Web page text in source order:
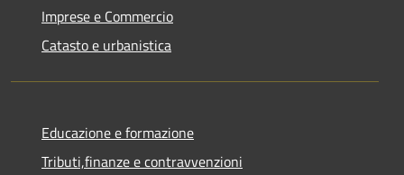
Imprese e Commercio
Catasto e urbanistica
Educazione e formazione
Tributi,finanze e contravvenzioni